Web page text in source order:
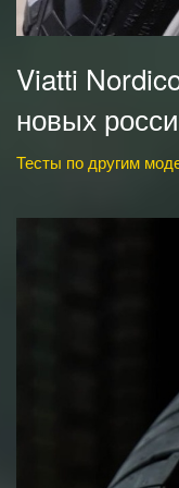
Viatti
новых
Тесты по другим